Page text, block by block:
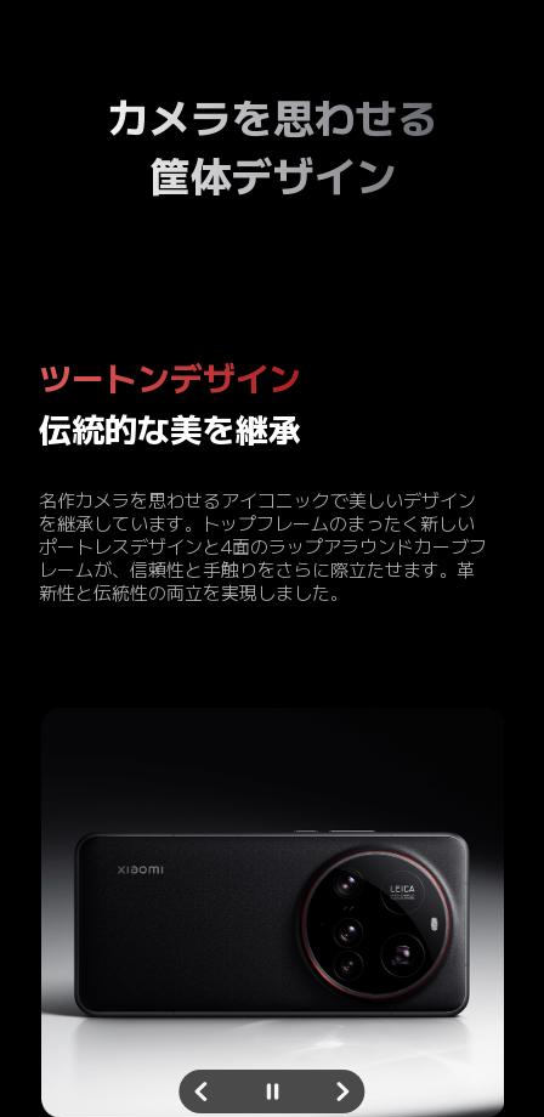
カメラを思わせる
筐体デザイン
ツートンデザイン
伝統的な美を継承
名作カメラを思わせるアイコニックで美しいデザイン
を継承しています。トップフレームのまったく新しい
ポートレスデザインと4面のラップアラウンドカーブフ
レームが、信頼性と手触りをさらに際立たせます。革
新性と伝統性の両立を実現しました。